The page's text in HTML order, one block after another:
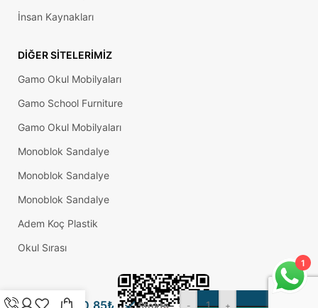
İnsan Kaynakları
DIĞER SITELERIMIZ
Gamo Okul Mobilyaları
Gamo School Furniture
Gamo Okul Mobilyaları
Monoblok Sandalye
Monoblok Sandalye
Monoblok Sandalye
Adem Koç Plastik
Okul Sırası
Pabucu
0,85₺ Stokta - +
1